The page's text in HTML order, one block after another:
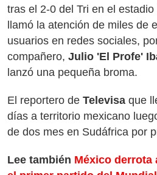
tras el 2-0 del Tri en el
llamó la atención de miles de
usuarios en redes sociales,
compañero, Julio 'El Profe'
lanzó una pequeña broma.
El reportero de Televisa que
días a territorio mexicano
de dos mes en Sudáfrica por
Lee también México derrota